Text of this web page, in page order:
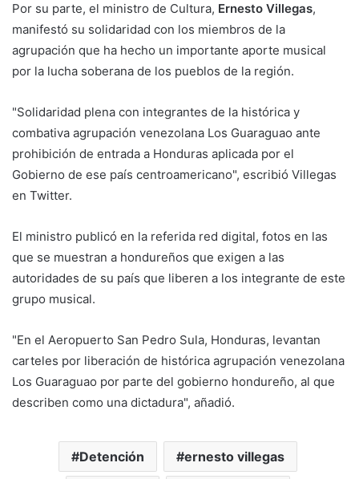
Por su parte, el ministro de Cultura, Ernesto Villegas,
manifestó su solidaridad con los miembros de la
agrupación que ha hecho un importante aporte musical
por la lucha soberana de los pueblos de la región.
"Solidaridad plena con integrantes de la histórica y
combativa agrupación venezolana Los Guaraguao ante
prohibición de entrada a Honduras aplicada por el
Gobierno de ese país centroamericano", escribió Villegas
en Twitter.
El ministro publicó en la referida red digital, fotos en las
que se muestran a hondureños que exigen a las
autoridades de su país que liberen a los integrante de este
grupo musical.
"En el Aeropuerto San Pedro Sula, Honduras, levantan
carteles por liberación de histórica agrupación venezolana
Los Guaraguao por parte del gobierno hondureño, al que
describen como una dictadura", añadió.
Detención ernesto villegas